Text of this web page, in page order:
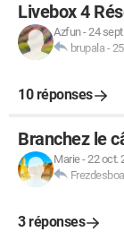
Livebox 4
Azfun-24
brupala -
10 réponses
Branchez le
Marie-22 oct.
3 réponses